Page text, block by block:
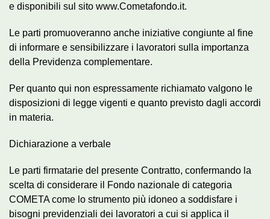
e disponibili sul sito www.Cometafondo.it.
Le parti promuoveranno anche iniziative congiunte al fine
di informare e sensibilizzare i lavoratori sulla importanza
della Previdenza complementare.
Per quanto qui non espressamente richiamato valgono le
disposizioni di legge vigenti e quanto previsto dagli accordi
in materia.
Dichiarazione a verbale
Le parti firmatarie del presente Contratto, confermando la
scelta di considerare il Fondo nazionale di categoria
COMETA come lo strumento più idoneo a soddisfare i
bisogni previdenziali dei lavoratori a cui si applica il